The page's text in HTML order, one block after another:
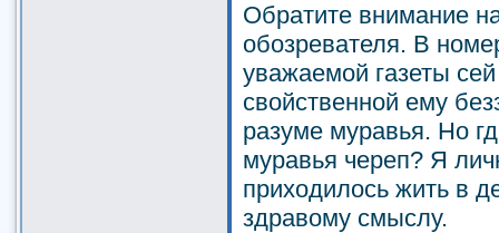
Обратите внимание
обозревателя. В
уважаемой газеты
свойственной ему
разуме муравья. Но
муравья череп? Я
приходилось жить в
здравому смыслу.